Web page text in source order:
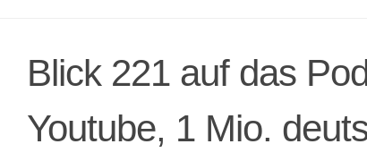
Blick 221 auf das
Youtube, 1 Mio.